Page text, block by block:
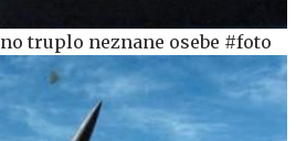
truplo neznane osebe #foto